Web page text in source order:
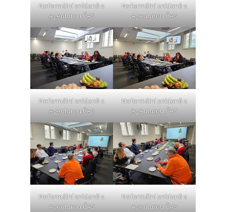
Neformální snídaně s
Agenturou ČAS
Neformální snídaně s
Agenturou ČAS
Neformální snídaně s
Agenturou ČAS
Neformální snídaně s
Agenturou ČAS
Neformální snídaně s
Agenturou ČAS
Neformální snídaně s
Agenturou ČAS